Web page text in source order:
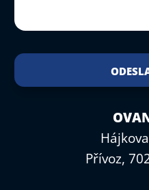
Přívoz,